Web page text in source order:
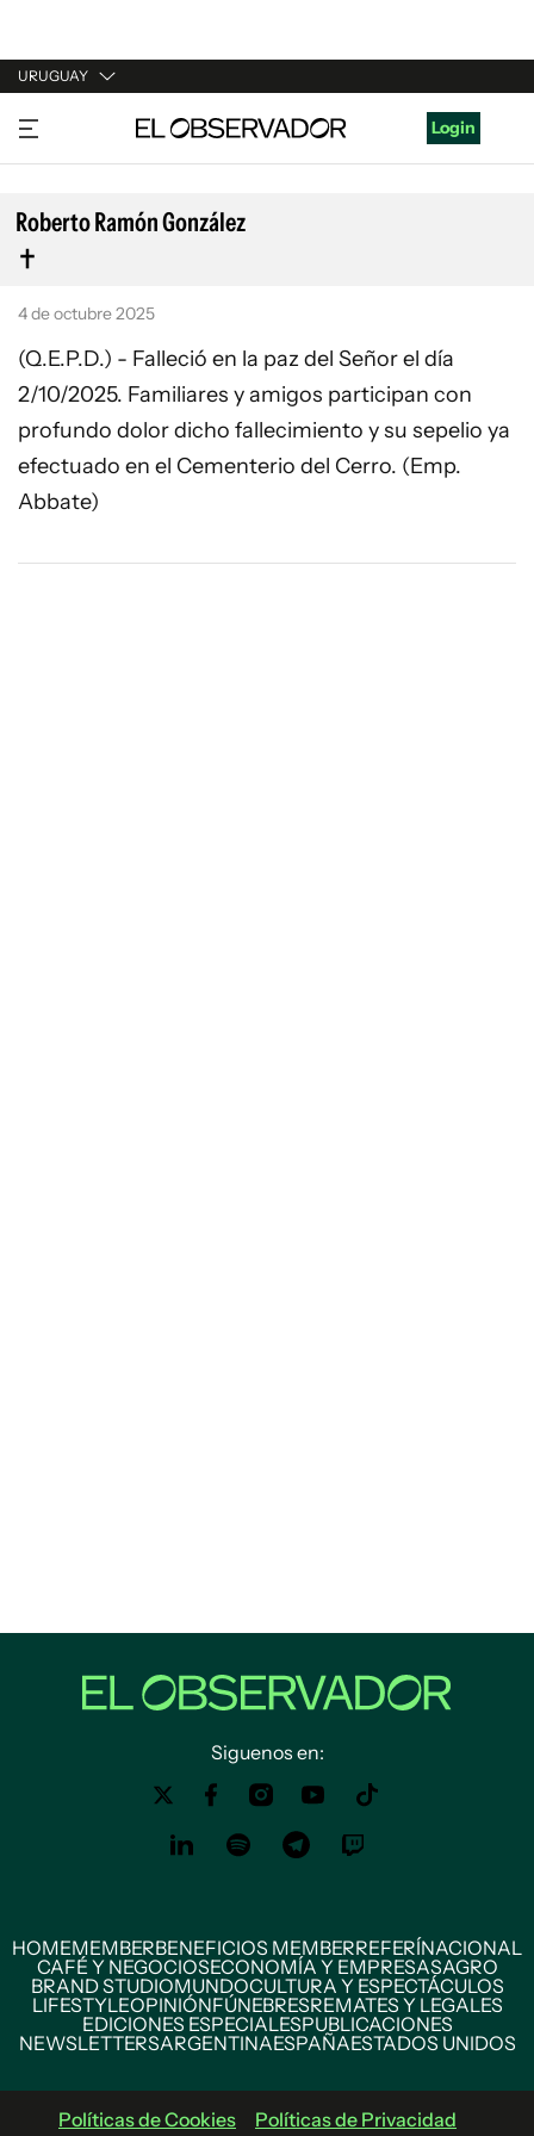
URUGUAY
URUGUAY
ARGENTINA
ESPAÑA
ESTADOS UNIDOS
Login
Roberto Ramón González
4 de octubre 2025
(Q.E.P.D.) - Falleció en la paz del Señor el día
2/10/2025. Familiares y amigos participan con
profundo dolor dicho fallecimiento y su sepelio ya
efectuado en el Cementerio del Cerro. (Emp.
Abbate)
Siguenos en:
HOMEMEMBERBENEFICIOS MEMBERREFERÍNACIONAL
CAFÉ Y NEGOCIOSECONOMÍA Y EMPRESASAGRO
BRAND STUDIOMUNDOCULTURA Y ESPECTÁCULOS
LIFESTYLEOPINIÓNFÚNEBRESREMATES Y LEGALES
EDICIONES ESPECIALESPUBLICACIONES
NEWSLETTERSARGENTINAESPAÑAESTADOS UNIDOS
Políticas de Cookies Políticas de Privacidad